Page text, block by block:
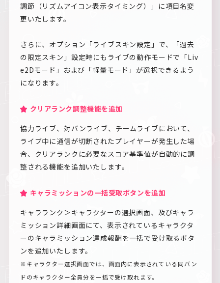
調節（リズムアイコン表示タイミング）」に項目名変
更いたします。
さらに、オプション「ライブスキン設定」で、「過去
の限定スキン」設定時にもライブの動作モードで「Liv
e2Dモード」および「軽量モード」が選択できるよう
になります。
クリアランク調整機能を追加
協力ライブ、対バンライブ、チームライブにおいて、
ライブ中に通信が切断されたプレイヤーが発生した場
合、クリアランクに必要なスコア基準値が自動的に調
整される機能を追加いたします。
キャラミッションの一括受取ボタンを追加
キャラランク＞キャラクターの選択画面、及びキャラ
ミッション詳細画面にて、表示されているキャラクタ
ーのキャラミッション達成報酬を一括で受け取るボタ
ンを追加いたします。
※キャラクター選択画面では、画面内に表示されている同バン
ドのキャラクター全員分を一括で受け取れます。